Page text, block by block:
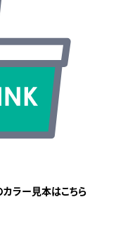
カラー見本はこちら